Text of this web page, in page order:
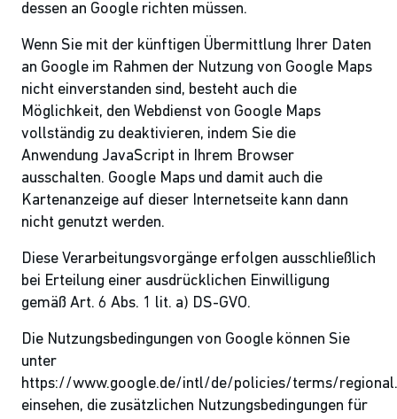
dessen an Google richten müssen.
Wenn Sie mit der künftigen Übermittlung Ihrer Daten
an Google im Rahmen der Nutzung von Google Maps
nicht einverstanden sind, besteht auch die
Möglichkeit, den Webdienst von Google Maps
vollständig zu deaktivieren, indem Sie die
Anwendung JavaScript in Ihrem Browser
ausschalten. Google Maps und damit auch die
Kartenanzeige auf dieser Internetseite kann dann
nicht genutzt werden.
Diese Verarbeitungsvorgänge erfolgen ausschließlich
bei Erteilung einer ausdrücklichen Einwilligung
gemäß Art. 6 Abs. 1 lit. a) DS-GVO.
Die Nutzungsbedingungen von Google können Sie
unter
https://www.google.de/intl/de/policies/terms/
einsehen, die zusätzlichen Nutzungsbedingungen für